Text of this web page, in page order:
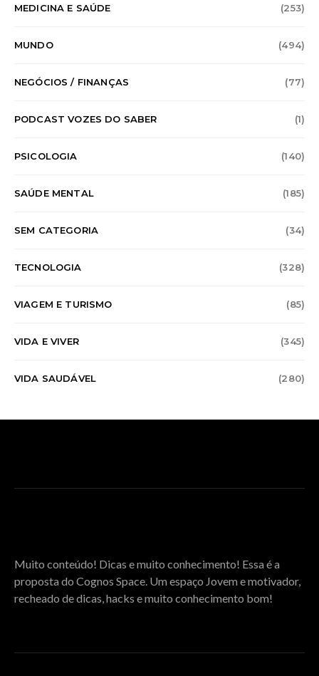
MEDICINA E SAÚDE (253)
MUNDO (494)
NEGÓCIOS / FINANÇAS (77)
PODCAST VOZES DO SABER (1)
PSICOLOGIA (140)
SAÚDE MENTAL (185)
SEM CATEGORIA (34)
TECNOLOGIA (328)
VIAGEM E TURISMO (85)
VIDA E VIVER (345)
VIDA SAUDÁVEL (280)
Muito conteúdo! Dicas e muito conhecimento! Essa é a
proposta do Cognos Space. Um espaço Jovem e motivador,
recheado de dicas, hacks e muito conhecimento bom!